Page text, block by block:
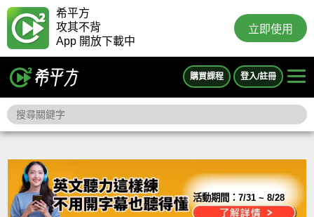
希平方
攻其不背
App 開放下載中
立即使用
購買課程 登入/註冊
活動期間：7/31 ~ 8/28